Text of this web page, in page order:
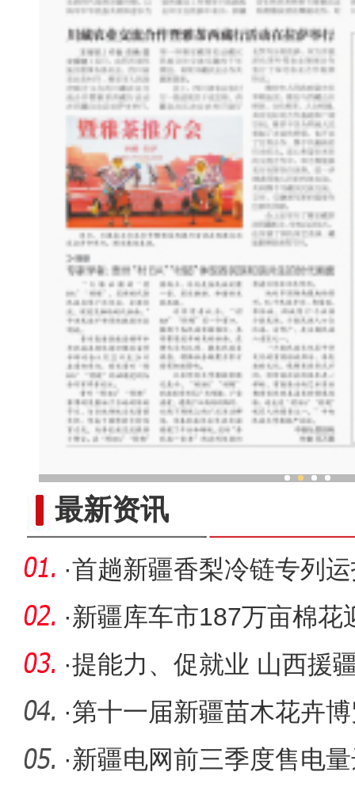
最新资讯
·首趟新疆香梨冷链专列
疆”打
·新疆库车市187万亩棉花
95%
·提能力、促就业 山西援
活力
·第十一届新疆苗木花卉
幕 探讨供
·新疆电网前三季度售电